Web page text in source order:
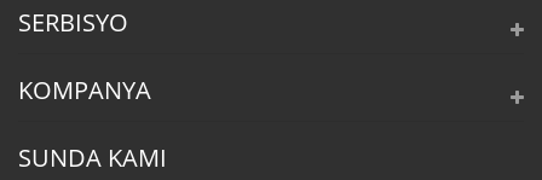
SERBISYO
KOMPANYA
SUNDA KAMI